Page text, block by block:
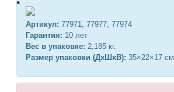
Артикул: 77971, 77977, 77974
Гарантия: 10 лет
Вес в упаковке: 2,185 кг.
Размер упаковки (ДхШхВ): 35×22×17 см.